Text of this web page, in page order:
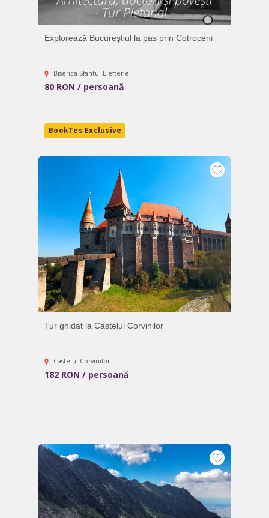
Explorează Bucureștiul la pas prin Cotroceni
Biserica Sfantul Elefterie
80 RON / persoană
BookTes Exclusive
Tur ghidat la Castelul Corvinilor
Castelul Corvinilor
182 RON / persoană